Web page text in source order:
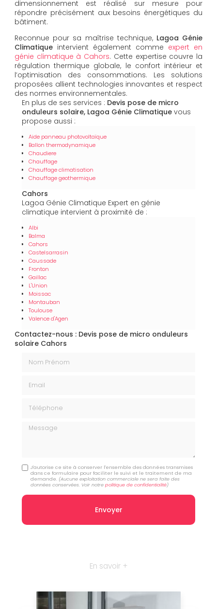
dimensionnement est réalisé sur mesure pour
répondre précisément aux besoins énergétiques du
bâtiment.
Reconnue pour sa maîtrise technique, Lagoa Génie
Climatique intervient également comme expert en
génie climatique à Cahors. Cette expertise couvre la
régulation thermique globale, le confort intérieur et
l’optimisation des consommations. Les solutions
proposées allient technologies innovantes et respect
des normes environnementales.
En plus de ses services : Devis pose de micro
onduleurs solaire, Lagoa Génie Climatique vous
propose aussi :
Aide panneau photovoltaïque
Ballon thermodynamique
Chaudiere
Chauffage
Chauffage climatisation
Chauffage geothermique
Cahors
Lagoa Génie Climatique Expert en génie
climatique intervient à proximité de :
Albi
Balma
Cahors
Castelsarrasin
Caussade
Fronton
Gaillac
L'Union
Moissac
Montauban
Toulouse
Valence d'Agen
Contactez-nous : Devis pose de micro onduleurs
solaire Cahors
Message
J'autorise ce site à conserver l'ensemble des données transmises
dans ce formulaire pour faciliter le suivi et le traitement de ma
demande. (Aucune exploitation commerciale ne sera faite des
données conservées. Voir notrepolitique de confidentialité)
En savoir +